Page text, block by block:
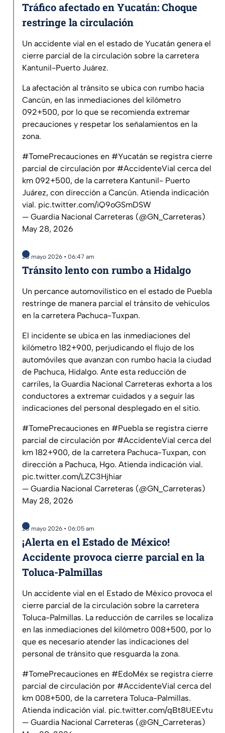
Tráfico afectado en Yucatán: Choque
restringe la circulación
Un accidente vial en el estado de Yucatán genera el
cierre parcial de la circulación sobre la carretera
Kantunil-Puerto Juárez.
La afectación al tránsito se ubica con rumbo hacia
Cancún, en las inmediaciones del kilómetro
092+500, por lo que se recomienda extremar
precauciones y respetar los señalamientos en la
zona.
#TomePrecauciones en #Yucatán se registra cierre
parcial de circulación por #AccidenteVial cerca del
km 092+500, de la carretera Kantunil- Puerto
Juárez, con dirección a Cancún. Atienda indicación
vial. pic.twitter.com/iQ9oGSmDSW
— Guardia Nacional Carreteras (@GN_Carreteras)
May 28, 2026
28 mayo 2026 • 06:47 am
Tránsito lento con rumbo a Hidalgo
Un percance automovilístico en el estado de Puebla
restringe de manera parcial el tránsito de vehículos
en la carretera Pachuca-Tuxpan.
El incidente se ubica en las inmediaciones del
kilómetro 182+900, perjudicando el flujo de los
automóviles que avanzan con rumbo hacia la ciudad
de Pachuca, Hidalgo. Ante esta reducción de
carriles, la Guardia Nacional Carreteras exhorta a los
conductores a extremar cuidados y a seguir las
indicaciones del personal desplegado en el sitio.
#TomePrecauciones en #Puebla se registra cierre
parcial de circulación por #AccidenteVial cerca del
km 182+900, de la carretera Pachuca-Tuxpan, con
dirección a Pachuca, Hgo. Atienda indicación vial.
pic.twitter.com/LZC3Hjhiar
— Guardia Nacional Carreteras (@GN_Carreteras)
May 28, 2026
28 mayo 2026 • 06:05 am
¡Alerta en el Estado de México!
Accidente provoca cierre parcial en la
Toluca-Palmillas
Un accidente vial en el Estado de México provoca el
cierre parcial de la circulación sobre la carretera
Toluca-Palmillas. La reducción de carriles se localiza
en las inmediaciones del kilómetro 008+500, por lo
que es necesario atender las indicaciones del
personal de tránsito que resguarda la zona.
#TomePrecauciones en #EdoMéx se registra cierre
parcial de circulación por #AccidenteVial cerca del
km 008+500, de la carretera Toluca-Palmillas.
Atienda indicación vial. pic.twitter.com/qBt8UEEvtu
— Guardia Nacional Carreteras (@GN_Carreteras)